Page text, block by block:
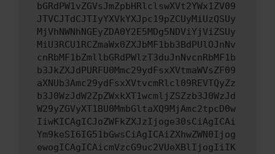
bGRdPW1vZGVsJmZpbHRlclswXVt2YWx1ZV09
JTVCJTdCJTIyYXVkYXJpc19pZCUyMiUzQSUy
MjVhNWNhNGEyZDA0Y2E5MDg5NDViYjViZSUy
MiU3RCU1RCZmaWx0ZXJbMF1bb3BdPUlOJnNv
cnRbMF1bZmllbGRdPWlzT3duJnNvcnRbMF1b
b3JkZXJdPURFU0Mmc29ydFsxXVtmaWVsZF09
aXNUb3Amc29ydFsxXVtvcmRlcl09REVTQyZz
b3J0WzJdW2ZpZWxkXT1wcmljZSZzb3J0WzJd
W29yZGVyXT1BU0MmbGltaXQ9MjAmc2tpcD0w
IiwKICAgICJoZWFkZXJzIjoge30sCiAgICAi
Ym9keSI6IG51bGwsCiAgICAiZXhwZWN0Ijog
ewogICAgICAicmVzcG9uc2VUeXBlIjogIiIK